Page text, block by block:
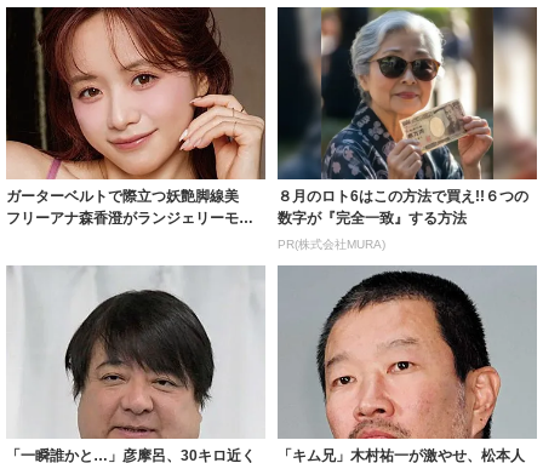
ガーターベルトで際立つ妖艶脚線美
フリーアナ森香澄がランジェリーモデ
８月のロト6はこの方法で買え!!６つの
数字が『完全一致』する方法
PR(株式会社MURA)
「一瞬誰かと…」彦摩呂、30キロ近く
「キム兄」木村祐一が激やせ、松本人